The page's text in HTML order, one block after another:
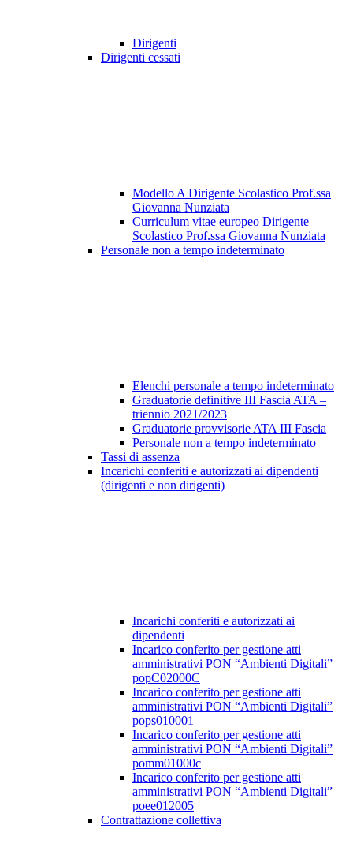
Dirigenti
Dirigenti cessati
Modello A Dirigente Scolastico Prof.ssa
Giovanna Nunziata
Curriculum vitae europeo Dirigente
Scolastico Prof.ssa Giovanna Nunziata
Personale non a tempo indeterminato
Elenchi personale a tempo indeterminato
Graduatorie definitive III Fascia ATA –
triennio 2021/2023
Graduatorie provvisorie ATA III Fascia
Personale non a tempo indeterminato
Tassi di assenza
Incarichi conferiti e autorizzati ai dipendenti
(dirigenti e non dirigenti)
Incarichi conferiti e autorizzati ai
dipendenti
Incarico conferito per gestione atti
amministrativi PON “Ambienti Digitali”
popC02000C
Incarico conferito per gestione atti
amministrativi PON “Ambienti Digitali”
pops010001
Incarico conferito per gestione atti
amministrativi PON “Ambienti Digitali”
pomm01000c
Incarico conferito per gestione atti
amministrativi PON “Ambienti Digitali”
poee012005
Contrattazione collettiva